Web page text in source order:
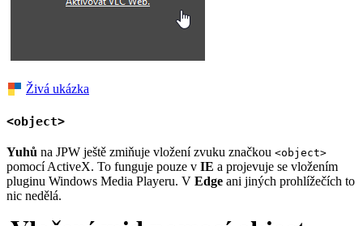
Živá ukázka
<object>
Yuhů na JPW ještě zmiňuje vložení zvuku značkou <object>
pomocí ActiveX. To funguje pouze v IE a projevuje se vložením
pluginu Windows Media Playeru. V Edge ani jiných prohlížečích to
nic nedělá.